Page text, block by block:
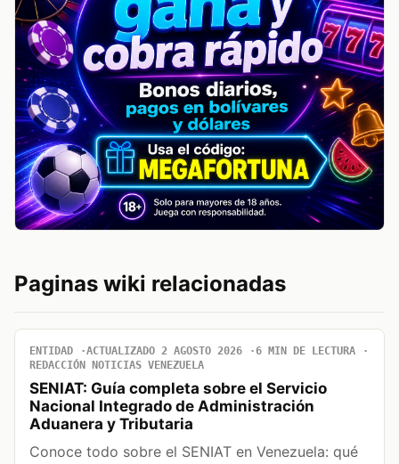
Paginas wiki relacionadas
ENTIDAD ACTUALIZADO 2 AGOSTO 2026
6 MIN DE LECTURA
REDACCIÓN NOTICIAS VENEZUELA
SENIAT: Guía completa sobre el Servicio
Nacional Integrado de Administración
Aduanera y Tributaria
Conoce todo sobre el SENIAT en Venezuela: qué